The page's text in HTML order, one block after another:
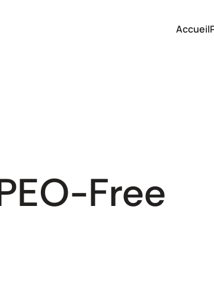
Accueil
Free